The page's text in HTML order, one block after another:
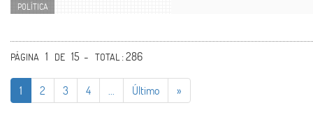
POLÍTICA
PÁGINA 1 DE 15 - TOTAL: 286
1 2 3 4 Último »